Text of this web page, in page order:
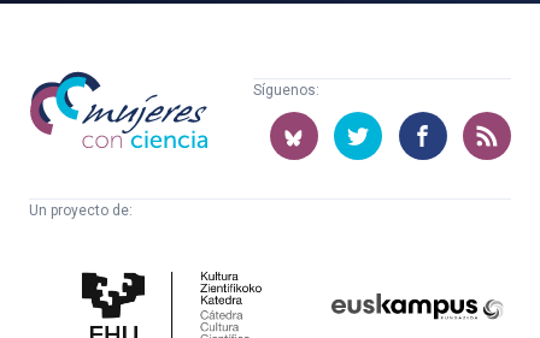
Mujeres
con
ciencia
Síguenos:
Un proyecto de:
Cultura
Científica